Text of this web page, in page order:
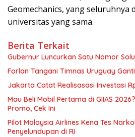
Geomechanics, yang seluruhnya
universitas yang sama.
Berita Terkait
Gubernur Luncurkan Satu Nomor
Forlan Tangani Timnas Uruguay
Jakarta Catat Realisasasi Investasi
Mau Beli Mobil Pertama di GIIAS
Promo, Cek Ini
Pilot Malaysia Airlines Kena Tes
Penyelundupan di RI